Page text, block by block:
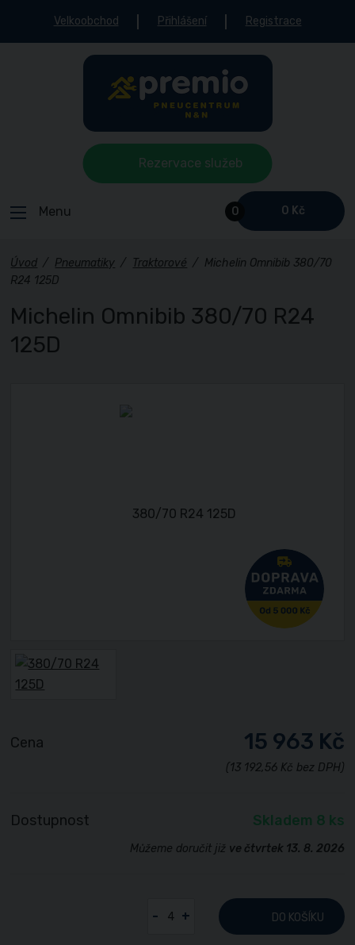
Velkoobchod Přihlášení Registrace
0 0 Kč
Menu
Rezervace služeb
Úvod / Pneumatiky / Traktorové / Michelin Omnibib 380/70
R24 125D
Michelin Omnibib 380/70 R24
125D
Cena 15 963 Kč
(13 192,56 Kč bez DPH)
Dostupnost Skladem 8 ks
Můžeme doručit již ve čtvrtek 13. 8. 2026
- + DO KOŠÍKU